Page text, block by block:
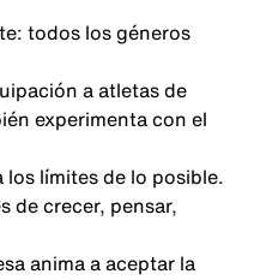
todos los géneros
a atletas de
experimenta con el
límites de lo posible.
de crecer, pensar,
anima a aceptar la